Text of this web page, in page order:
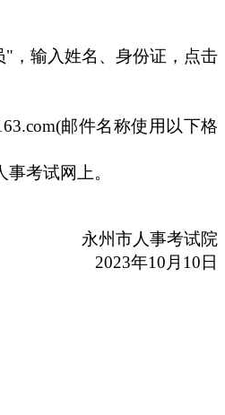
"，输入姓名 、 身份证 ，点击
邮件名称使用以下格
考试网上。
永州市人事考试院
2023年10 月 10日